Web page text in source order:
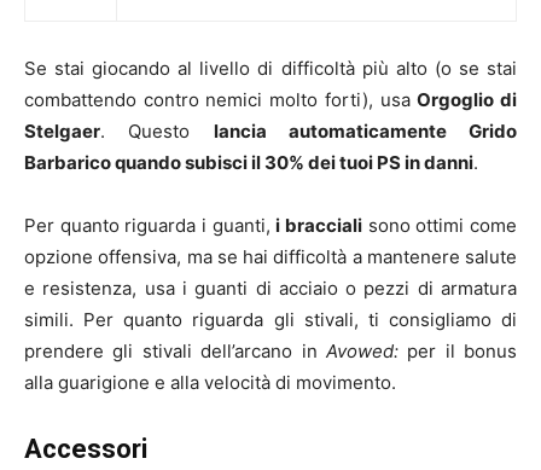
Se stai giocando al livello di difficoltà più alto (o se stai
combattendo contro nemici molto forti), usaOrgoglio di
Stelgaer. Questo lancia automaticamente Grido
Barbarico quando subisci il 30% dei tuoi PS in danni.
Per quanto riguarda i guanti,i bracciali sono ottimi come
opzione offensiva, ma se hai difficoltà a mantenere salute
e resistenza, usa i guanti di acciaio o pezzi di armatura
simili. Per quanto riguarda gli stivali, ti consigliamo di
prendere gli stivali dell’arcano in Avowed: per il bonus
alla guarigione e alla velocità di movimento.
Accessori